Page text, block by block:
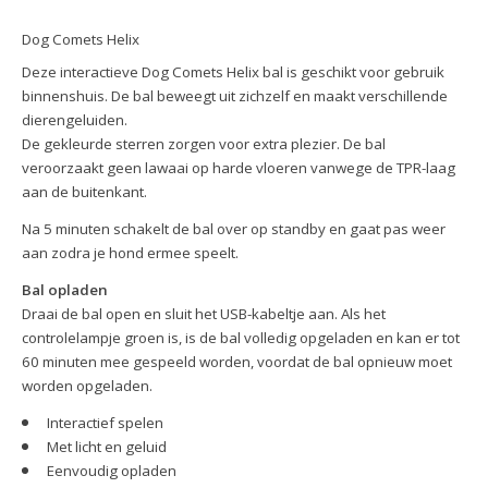
Dog Comets Helix
Deze interactieve Dog Comets Helix bal is geschikt voor gebruik
binnenshuis. De bal beweegt uit zichzelf en maakt verschillende
dierengeluiden.
De gekleurde sterren zorgen voor extra plezier. De bal
veroorzaakt geen lawaai op harde vloeren vanwege de TPR-laag
aan de buitenkant.
Na 5 minuten schakelt de bal over op standby en gaat pas weer
aan zodra je hond ermee speelt.
Bal opladen
Draai de bal open en sluit het USB-kabeltje aan. Als het
controlelampje groen is, is de bal volledig opgeladen en kan er tot
60 minuten mee gespeeld worden, voordat de bal opnieuw moet
worden opgeladen.
Interactief spelen
Met licht en geluid
Eenvoudig opladen